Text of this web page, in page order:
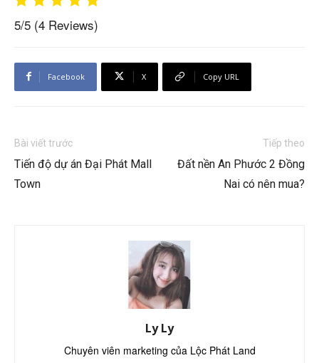
5/5 (4 Reviews)
Facebook X Copy URL
Bài viết trước
Tiến độ dự án Đại Phát Mall
Town
Tiếp theo
Đất nền An Phước 2 Đồng
Nai có nên mua?
Ly Ly
Chuyên viên marketing của Lộc Phát Land